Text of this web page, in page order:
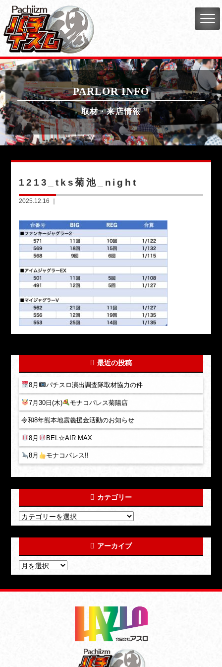
PARLOR INFO
取材・来店情報
1213_tks菊池_night
2025.12.16 ｜
最近の投稿
8月 パチスロ演出調査隊取材協力の件
7月30日(木) モナコパレス菊陽店
令和8年熊本地震義援金活動のお知らせ
8月 BEL☆AIR MAX
8月 モナコパレス!!
カテゴリー
アーカイブ